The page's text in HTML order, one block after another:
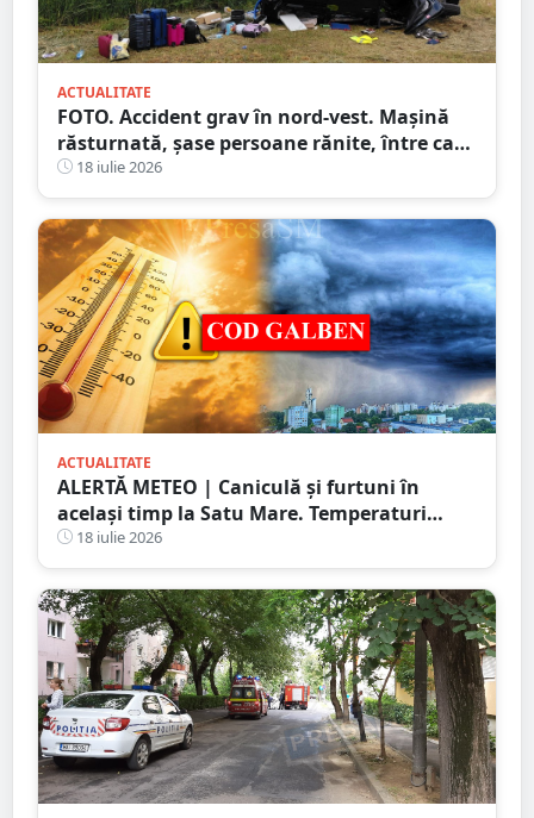
ACTUALITATE
FOTO. Accident grav în nord-vest. Mașină
răsturnată, șase persoane rănite, între care
doi copii
18 iulie 2026
ACTUALITATE
ALERTĂ METEO | Caniculă și furtuni în
același timp la Satu Mare. Temperaturi
extreme și avertizări de vijelii și grindină
18 iulie 2026